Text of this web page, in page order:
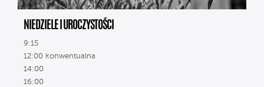
NIEDZIELE I UROCZYSTOŚCI
9:15
12:00 konwentualna
14:00
16:00